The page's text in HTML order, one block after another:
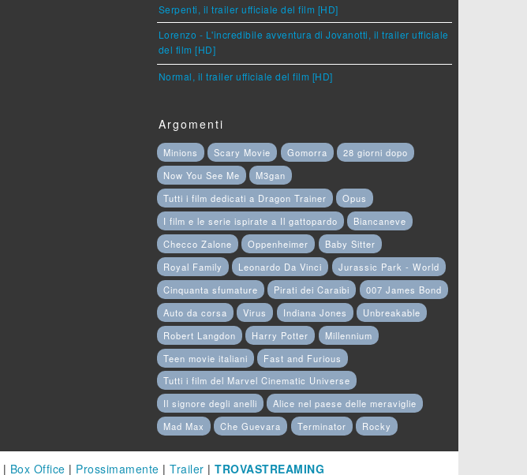
Serpenti, il trailer ufficiale del film [HD]
Lorenzo - L'incredibile avventura di Jovanotti, il trailer ufficiale
del film [HD]
Normal, il trailer ufficiale del film [HD]
Argomenti
Minions Scary Movie Gomorra
28 giorni dopo
Now You See Me
M3gan
Tutti i film dedicati a Dragon Trainer
Opus
I film e le serie ispirate a Il gattopardo
Biancaneve
Checco Zalone
Oppenheimer
Baby Sitter
Royal Family
Leonardo Da Vinci
Jurassic Park - World
Cinquanta sfumature
Pirati dei Caraibi
007 James Bond
Auto da corsa
Virus Indiana Jones
Unbreakable
Robert Langdon
Harry Potter
Millennium
Teen movie italiani
Fast and Furious
Tutti i film del Marvel Cinematic Universe
Il signore degli anelli
Alice nel paese delle meraviglie
Mad Max
Che Guevara Terminator Rocky
| Box Office | Prossimamente | Trailer | TROVASTREAMING